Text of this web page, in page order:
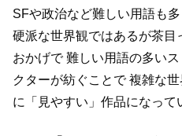
SFや政治など難しい用語も多
硬派な世界観ではあるが茶
おかげで難しい用語の多いス
クターが紡ぐことで複雑な世
に「見やすい」作品になって